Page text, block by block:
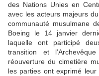
des Nations Unies en
avec les acteurs majeurs
communauté musulmane
Boeing le 14 janvier
laquelle ont participé
transition et
réouverture du cimetière
les parties ont exprimé